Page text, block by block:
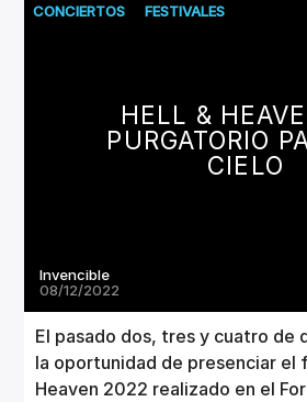
CONCIERTOS FESTIVALES
HELL &
PURGATORIO
CIELO
Invencible
08/12/2022
El pasado dos, tres y cuatro de
la oportunidad de presenciar el
Heaven 2022 realizado en el